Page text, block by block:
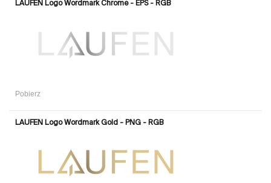
LAUFEN Logo Wordmark Chrome - EPS - RGB
Pobierz
LAUFEN Logo Wordmark Gold - PNG - RGB